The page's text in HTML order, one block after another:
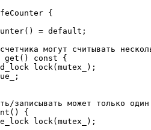
{
( ) = default ;
могут считывать
get ( ) const
{
lock (mutex_ ) ;
;
записывать может только
( )
{
lock (mutex_ ) ;